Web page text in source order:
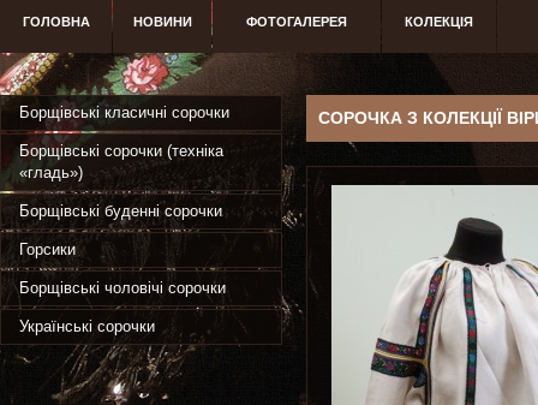
ГОЛОВНА НОВИНИ ФОТОГАЛЕРЕЯ КОЛЕКЦІЯ
Борщівські класичні сорочки
Борщівські сорочки (техніка
«гладь»)
Борщівські буденні сорочки
Горсики
Борщівські чоловічі сорочки
Українські сорочки
СОРОЧКА З КОЛЕКЦІЇ